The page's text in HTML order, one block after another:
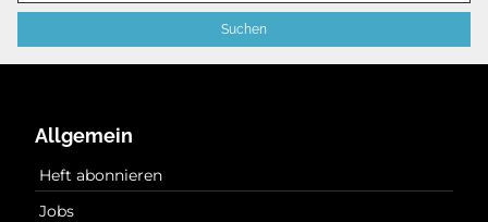
Allgemein
Heft abonnieren
Jobs